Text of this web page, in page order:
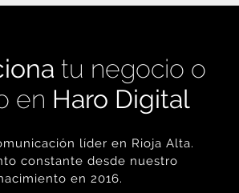
líder en Rioja Alta.
constante desde nuestro
en 2016.
INFORMACIÓN